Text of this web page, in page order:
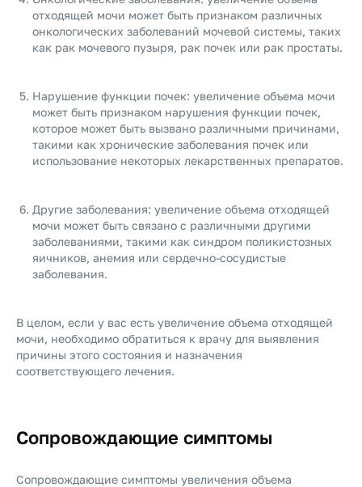
отходящей мочи может быть признаком различных
онкологических заболеваний мочевой системы, таких
как рак мочевого пузыря, рак почек или рак простаты.
Нарушение функции почек: увеличение объема мочи
может быть признаком нарушения функции почек,
которое может быть вызвано различными причинами,
такими как хронические заболевания почек или
использование некоторых лекарственных препаратов.
Другие заболевания: увеличение объема отходящей
мочи может быть связано с различными другими
заболеваниями, такими как синдром поликистозных
яичников, анемия или сердечно-сосудистые
заболевания.
В целом, если у вас есть увеличение объема отходящей
мочи, необходимо обратиться к врачу для выявления
причины этого состояния и назначения
соответствующего лечения.
Сопровождающие симптомы
Сопровождающие симптомы увеличения объема